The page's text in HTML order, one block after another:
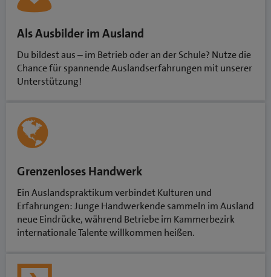
Als Ausbilder im Ausland
Du bildest aus – im Betrieb oder an der Schule? Nutze die
Chance für spannende Auslandserfahrungen mit unserer
Unterstützung!
Grenzenloses Handwerk
Ein Auslandspraktikum verbindet Kulturen und
Erfahrungen: Junge Handwerkende sammeln im Ausland
neue Eindrücke, während Betriebe im Kammerbezirk
internationale Talente willkommen heißen.